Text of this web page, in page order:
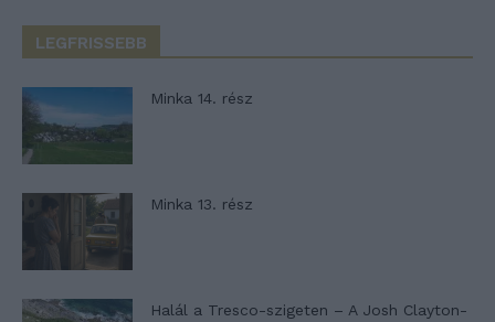
LEGFRISSEBB
Minka 14. rész
Minka 13. rész
Halál a Tresco-szigeten – A Josh Clayton-